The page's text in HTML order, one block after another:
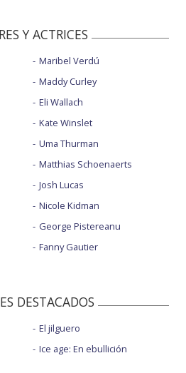
Y ACTRICES
Maribel Verdú
Maddy Curley
Eli Wallach
Kate Winslet
Uma Thurman
Matthias Schoenaerts
Josh Lucas
Nicole Kidman
George Pistereanu
Fanny Gautier
DESTACADOS
El jilguero
Ice age: En ebullición